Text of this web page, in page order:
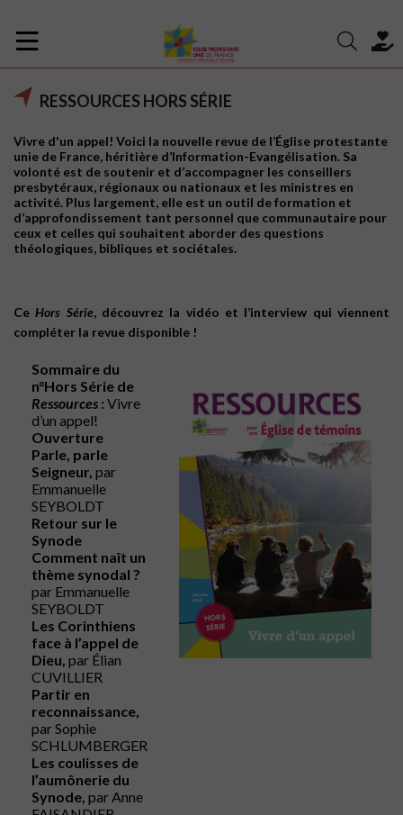
RESSOURCES HORS SÉRIE
Vivre d'un appel! Voici la nouvelle revue de l’Église protestante
unie de France, héritière d’Information-Evangélisation. Sa
volonté est de soutenir et d’accompagner les conseillers
presbytéraux, régionaux ou nationaux et les ministres en
activité. Plus largement, elle est un outil de formation et
d’approfondissement tant personnel que communautaire pour
ceux et celles qui souhaitent aborder des questions
théologiques, bibliques et sociétales.
CeHors Série, découvrez la vidéo et l’interview qui viennent
compléter la revue disponible !
Sommaire du
n°Hors Série de
Ressources : Vivre
d’un appel!
Ouverture
Parle, parle
Seigneur, par
Emmanuelle
SEYBOLDT
Retour sur le
Synode
Comment naît un
thème synodal ?
par Emmanuelle
SEYBOLDT
Les Corinthiens
face à l’appel de
Dieu, par Élian
CUVILLIER
Partir en
reconnaissance,
par Sophie
SCHLUMBERGER
Les coulisses de
l’aumônerie du
Synode, par Anne